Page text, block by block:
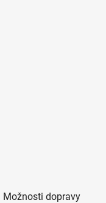
Možnosti dopravy